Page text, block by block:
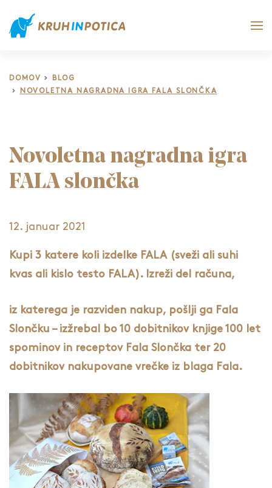
DOMOV
BLOG
NOVOLETNA NAGRADNA IGRA FALA SLONČKA
Novoletna nagradna igra
FALA slončka
12. januar 2021
Kupi 3 katere koli izdelke FALA (sveži ali suhi
kvas ali kislo testo FALA). Izreži del računa,
iz katerega je razviden nakup, pošlji ga Fala
Slončku – izžrebal bo 10 dobitnikov knjige 100 let
spominov in receptov Fala Slončka ter 20
dobitnikov nakupovane vrečke iz blaga Fala.